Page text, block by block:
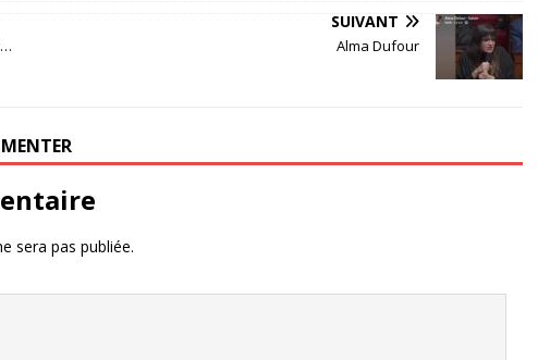
SUIVANT
Alma Dufour
sera pas publiée.